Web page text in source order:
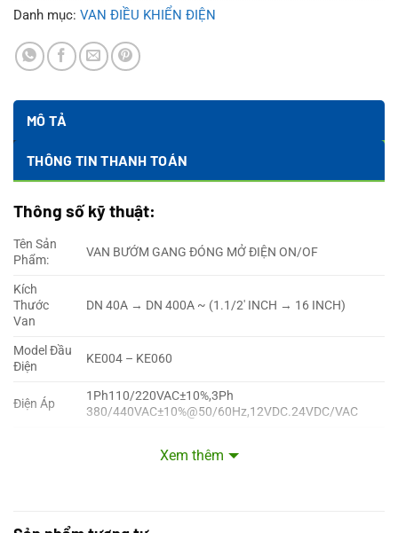
Danh mục: VAN ĐIỀU KHIỂN ĐIỆN
MÔ TẢ
THÔNG TIN THANH TOÁN
Thông số kỹ thuật:
Tên Sản
Phẩm:
VAN BƯỚM GANG ĐÓNG MỞ ĐIỆN ON/OF
Kích
Thước
Van
DN 40A → DN 400A ~ (1.1/2′ INCH → 16 INCH)
Model Đầu
Điện
KE004 – KE060
Điện Áp
1Ph110/220VAC±10%,3Ph
380/440VAC±10%@50/60Hz,12VDC.24VDC/VAC
35Nm → 4500NmXem thêm